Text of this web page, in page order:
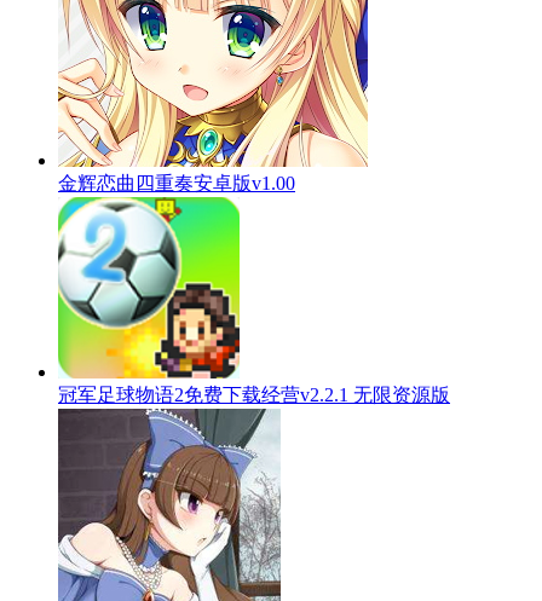
金辉恋曲四重奏安卓版v1.00
冠军足球物语2免费下载经营v2.2.1 无限资源版